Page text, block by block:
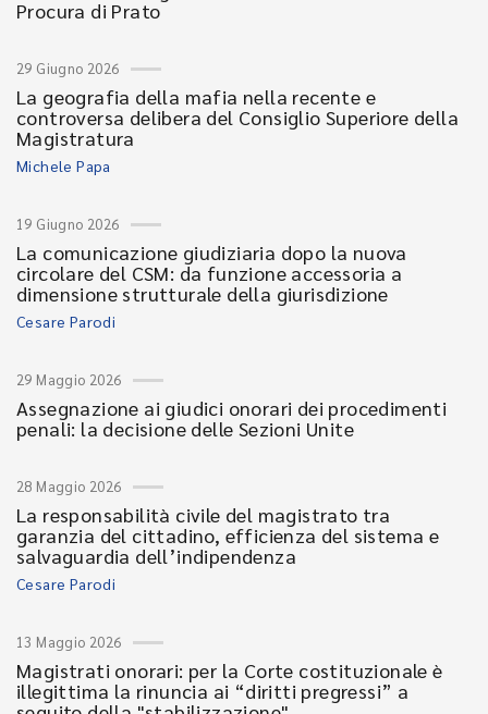
Procura di Prato
29 Giugno 2026
La geografia della mafia nella recente e
controversa delibera del Consiglio Superiore della
Magistratura
Michele Papa
19 Giugno 2026
La comunicazione giudiziaria dopo la nuova
circolare del CSM: da funzione accessoria a
dimensione strutturale della giurisdizione
Cesare Parodi
29 Maggio 2026
Assegnazione ai giudici onorari dei procedimenti
penali: la decisione delle Sezioni Unite
28 Maggio 2026
La responsabilità civile del magistrato tra
garanzia del cittadino, efficienza del sistema e
salvaguardia dell’indipendenza
Cesare Parodi
13 Maggio 2026
Magistrati onorari: per la Corte costituzionale è
illegittima la rinuncia ai “diritti pregressi” a